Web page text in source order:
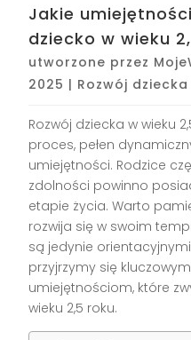
Jakie
dziecko w wieku
utworzone przez
2025 | Rozwój dziecka
Rozwój dziecka w wieku
proces, pełen
umiejętności. Rodzice
zdolności powinno
etapie życia. Warto
rozwija się w swoim
są jedynie
przyjrzymy się
umiejętnościom, które
wieku 2,5 roku.